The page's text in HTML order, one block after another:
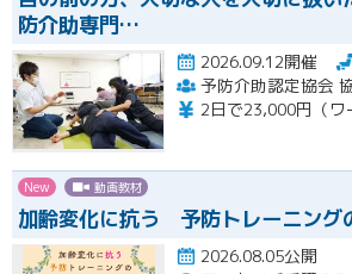
防介助専門…
2026.09.12開催
2日で23,000円（ワ
New 動画教材
加齢変化に抗う 予防トレーニング
2026.08.05公開